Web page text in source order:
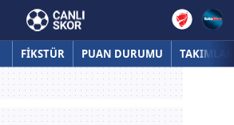
FİKSTÜR PUAN DURUMU TAKIMLAR